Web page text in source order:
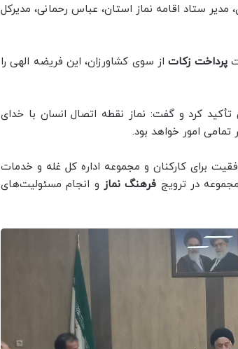
ستاد اقامه نماز استان، عباس رحمانی، مدیرکل
پرداخت زکاتاز سوی کشاورزان، این فریضه الهی را
تأکید کرد و گفت: نماز نقطه اتصال انسان با خدای
امور خواهد بود.
برای کارکنان و مجموعه اداره کل غله و خدمات
در ترویج فرهنگ نماز و انجام مسئولیت‌های